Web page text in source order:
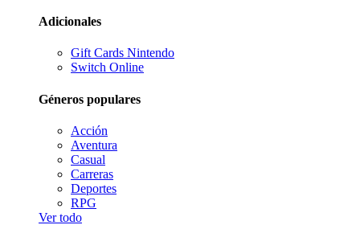
Adicionales
Gift Cards Nintendo
Switch Online
Géneros populares
Acción
Aventura
Casual
Carreras
Deportes
RPG
Ver todo